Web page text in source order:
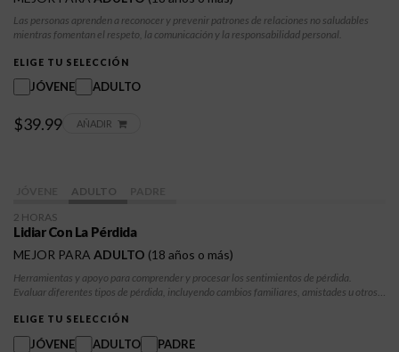
Las personas aprenden a reconocer y prevenir patrones de relaciones no saludables
mientras fomentan el respeto, la comunicación y la responsabilidad personal.
ELIGE TU SELECCIÓN
JÓVENE ADULTO
$39.99 AÑADIR
ADULTO
2 HORAS
Lidiar Con La Pérdida
MEJOR PARA ADULTO (18 años o más)
Herramientas y apoyo para comprender y procesar los sentimientos de pérdida.
Evaluar diferentes tipos de pérdida, incluyendo cambios familiares, amistades u otros
saludables, desarrollan resiliencia emocional y encuentran maneras de honrar sus
experiencias. Habilidades para afrontar el duelo y la pérdida con autocompasión y para
desarrollar esperanza y dirección para el futuro.
ELIGE TU SELECCIÓN
JÓVENE ADULTO PADRE